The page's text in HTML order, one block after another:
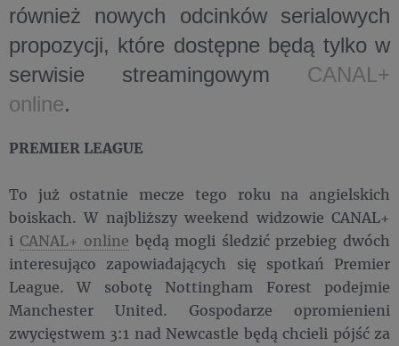
również nowych odcinków serialowych
propozycji, które dostępne będą tylko w
serwisie streamingowym CANAL+
online.
PREMIER LEAGUE
To już ostatnie mecze tego roku na angielskich
boiskach. W najbliższy weekend widzowie CANAL+
i CANAL+ online będą mogli śledzić przebieg dwóch
interesująco zapowiadających się spotkań Premier
League. W sobotę Nottingham Forest podejmie
Manchester United. Gospodarze opromienieni
zwycięstwem 3:1 nad Newcastle będą chcieli pójść za